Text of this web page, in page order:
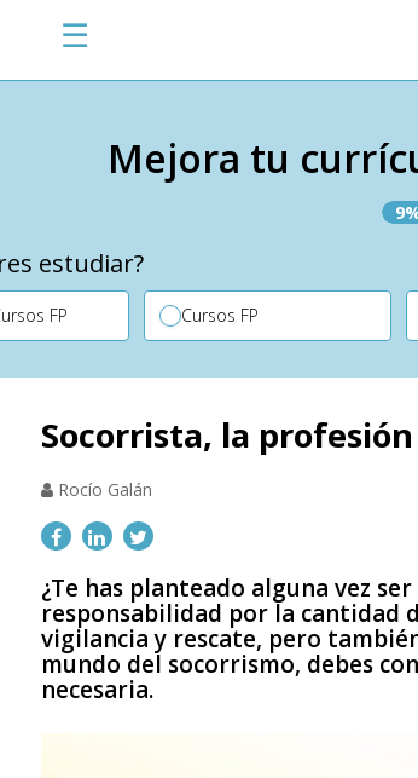
☰
Mejora tu
estudiar?
FP Cursos FP
Socorrista, la
Rocío Galán
¿Te has planteado alguna vez
responsabilidad por la cantidad
vigilancia y rescate, pero
mundo del socorrismo, debes
necesaria.